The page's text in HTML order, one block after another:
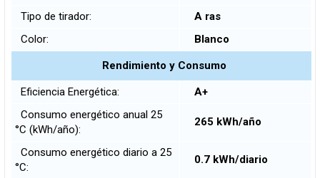
Tipo de tirador:
A ras
Color:
Blanco
Rendimiento y Consumo
Eficiencia Energética:
A+
Consumo energético anual 25
°C (kWh/año):
265 kWh/año
Consumo energético diario a 25
°C:
0.7 kWh/diario